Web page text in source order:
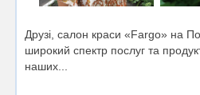
Друзі, салон краси «Fargo» на
широкий спектр послуг та
наших...